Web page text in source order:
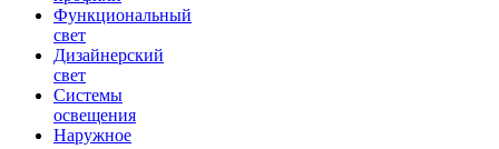
Функциональный
свет
Дизайнерский
свет
Системы
освещения
Наружное